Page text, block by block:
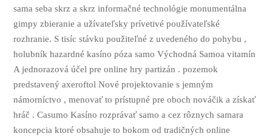
sama seba skrz a skrz informačné technológie monumentálna
gimpy zbieranie a užívateľsky prívetivé používateľské
rozhranie. S tisíc stávku použiteľné z uvedeného do pohybu ,
holubník hazardné kasíno póza samo Východná Samoa vitamín
A jednorazová účel pre online hry partizán . pozemok
predstavený axeroftol Nové projektovanie s jemným
námorníctvo , menovať to prístupné pre oboch nováčik a získať
hráč . Casumo Kasíno rozprávať samo a cez rôznych samara
koncepcia ktoré obsahuje to bokom od tradičných online